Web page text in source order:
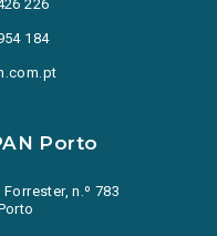
226
184
Porto
Forrester, n.º 783